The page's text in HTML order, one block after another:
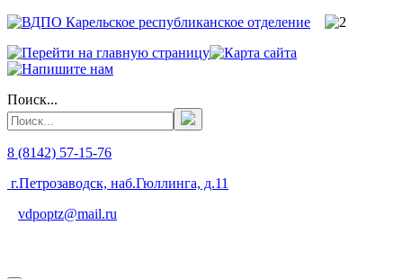
Поиск...
8 (8142) 57-15-76
г.Петрозаводск, наб.Гюллинга, д.11
vdpoptz@mail.ru